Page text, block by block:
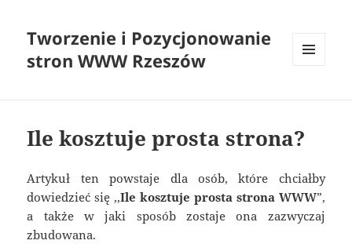
Tworzenie i Pozycjonowanie
stron WWW Rzeszów
Ile kosztuje prosta strona?
Artykuł ten powstaje dla osób, które chciałby
dowiedzieć się ,,Ile kosztuje prosta strona WWW”,
a także w jaki sposób zostaje ona zazwyczaj
zbudowana.